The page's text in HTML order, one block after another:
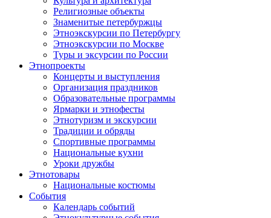
Религиозные объекты
Знаменитые петербуржцы
Этноэкскурсии по Петербургу
Этноэкскурсии по Москве
Туры и эксурсии по России
Этнопроекты
Концерты и выступления
Организация праздников
Образовательные программы
Ярмарки и этнофесты
Этнотуризм и экскурсии
Традиции и обряды
Спортивные программы
Национальные кухни
Уроки дружбы
Этнотовары
Национальные костюмы
События
Календарь событий